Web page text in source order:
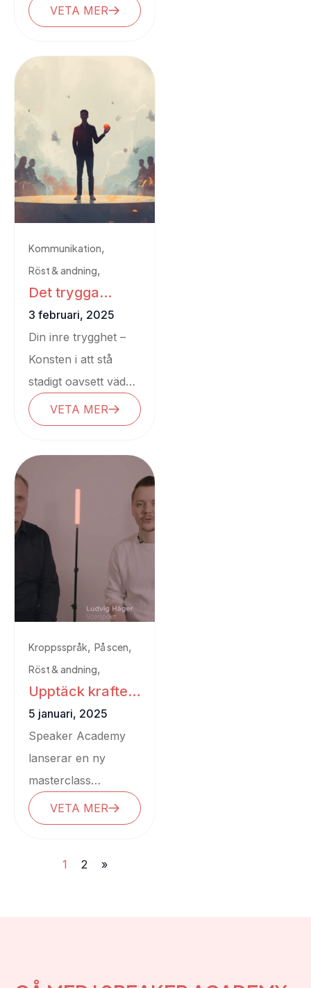
ett tecken på
osäkerhet – det är ett
VETA MER
Kommunikation,
Röst & andning,
Scenskräck,
Tips & tricks
Det trygga
fundamentet
3 februari, 2025
Din inre trygghet –
Konsten i att stå
stadigt oavsett väder
Att ta plats på en
scen eller i ett...
VETA MER
Kroppsspråk, På scen,
Röst & andning,
Storytelling
Upptäck kraften
i scenpoesi och
gestaltning
5 januari, 2025
Speaker Academy
lanserar en ny
masterclass
Funderar du ibland
på hur du skulle
budskap lite bättre?...
VETA MER
1 2 »